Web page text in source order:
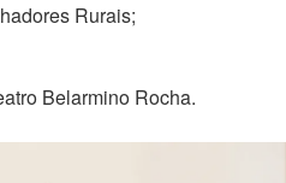
Rurais;
Belarmino Rocha.